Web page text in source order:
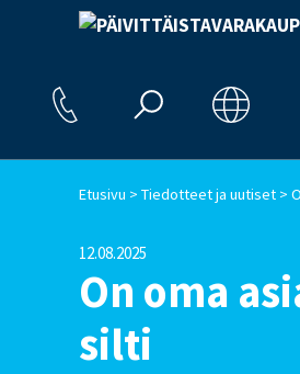
Etusivu > Tiedotteet ja uutiset >
12.08.2025
On oma
silti